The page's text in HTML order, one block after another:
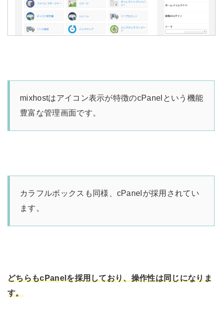
mixhostはアイコン表示が特徴のcPanelという機能
豊富な管理画面です。
カラフルボックスも同様、cPanelが採用されてい
ます。
どちらもcPanelを採用しており、操作性は同じになりま
す。